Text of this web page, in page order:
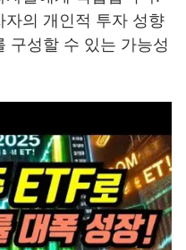
의 개인적 투자 성향
구성할 수 있는 가능성